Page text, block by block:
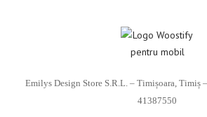
Emilys Design Store S.R.L. – Timișoara, Timiș
41387550